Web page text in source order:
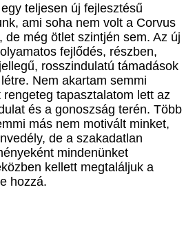
teljesen új fejlesztésű
ami soha nem volt a Corvus
de még ötlet szintjén sem. Az új
fejlődés, részben,
rosszindulatú támadások
Nem akartam semmi
tapasztalatom lett az
és a gonoszság terén. Több
más nem motivált minket,
de a szakadatlan
mindenünket
kellett megtaláljuk a
hozzá.